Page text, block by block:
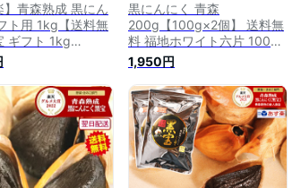
】青森熟成 黒にん
ト用 1kg【送料無
ギフト 1kg
)約3か月分【く
熟成】【黒にん
1kg】【黒にんに
【黒にんにく 青森
にんにく 国産
黒にんにく 青森
200g【100g×2個】 送料無
料 福地ホワイト六片 100%
くろにんにく 黒大蒜 にんに
く 黒ニンニク 黒贈 200g 国
産 青森県産 熟成黒にんにく
無添加 青森 黒にんにくの高
まる美食店
1,950円